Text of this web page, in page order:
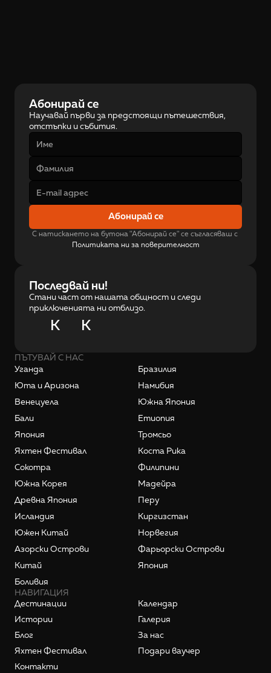
Абонирай се
Научавай първи за предстоящи пътешествия,
отстъпки и събития.
Абонирай се
С натискането на бутона "Абонирай се" се съгласяваш с
Политиката ни за поверителност
Последвай ни!
Стани част от нашата общност и следи
приключенията ни отблизо.
K K
ПЪТУВАЙ С НАС
Уганда
Бразилия
Юта и Аризона
Намибия
Венецуела
Южна Япония
Бали
Етиопия
Япония
Тромсьо
Яхтен Фестивал
Коста Рика
Сокотра
Филипини
Южна Корея
Мадейра
Древна Япония
Перу
Исландия
Киргизстан
Южен Китай
Норвегия
Азорски Острови
Фарьорски Острови
Китай
Япония
Боливия
НАВИГАЦИЯ
Дестинации
Календар
Истории
Галерия
Блог
За нас
Яхтен Фестивал
Подари ваучер
Контакти